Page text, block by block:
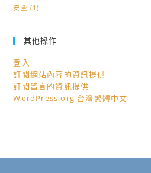
安全 (1)
其他操作
登入
訂閱網站內容的資訊提供
訂閱留言的資訊提供
WordPress.org 台灣繁體中文